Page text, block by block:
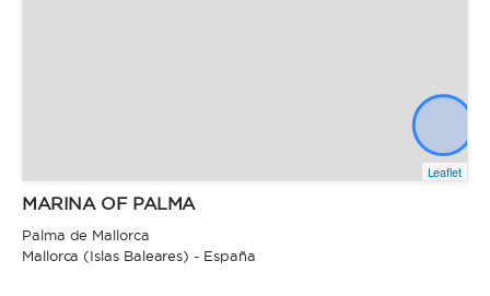
Leaflet
MARINA OF PALMA
Palma de Mallorca
Mallorca (Islas Baleares) - España